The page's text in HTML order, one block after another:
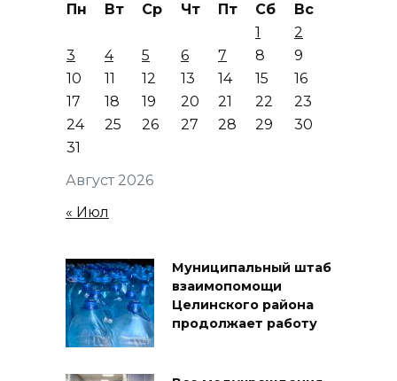
Август 2026
Пн Вт Ср Чт Пт Сб
Вс
1
2
3
4 5 6 7 8
9
10
11 12 13 14 15
16
17
18 19 20 21 22
23
24
25 26 27 28 29
30
31
« Июл
Муниципальный штаб
взаимопомощи
Целинского района
продолжает работу